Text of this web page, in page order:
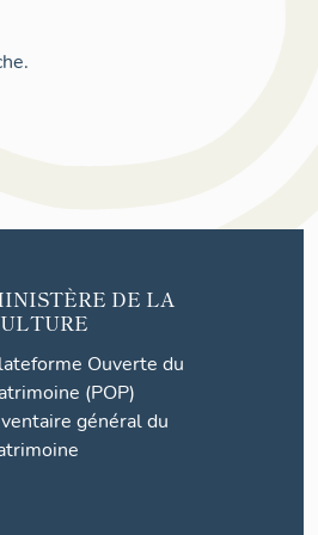
DE LA
Ouverte du
(POP)
général du